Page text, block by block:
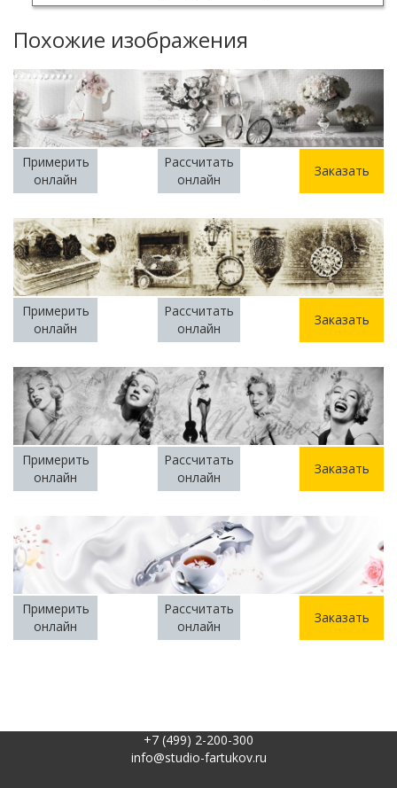
Похожие изображения
Примерить
онлайн
Рассчитать
онлайн
Заказать
Примерить
онлайн
Рассчитать
онлайн
Заказать
Примерить
онлайн
Рассчитать
онлайн
Заказать
Примерить
онлайн
Рассчитать
онлайн
Заказать
+7 (499) 2-200-300
info@studio-fartukov.ru